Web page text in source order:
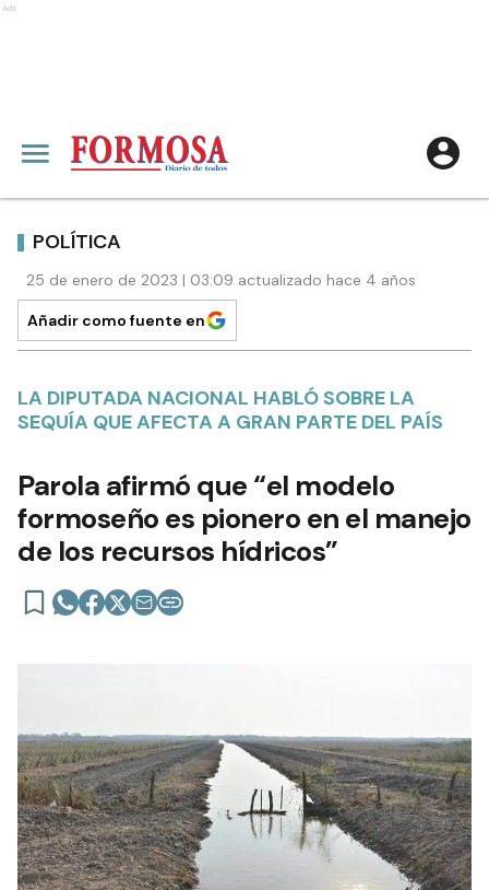
Ads
POLÍTICA
25 de enero de 2023 | 03:09 actualizado hace 4 años
Añadir como fuente en
LA DIPUTADA NACIONAL HABLÓ SOBRE LA
SEQUÍA QUE AFECTA A GRAN PARTE DEL PAÍS
Parola afirmó que “el modelo
formoseño es pionero en el manejo
de los recursos hídricos”